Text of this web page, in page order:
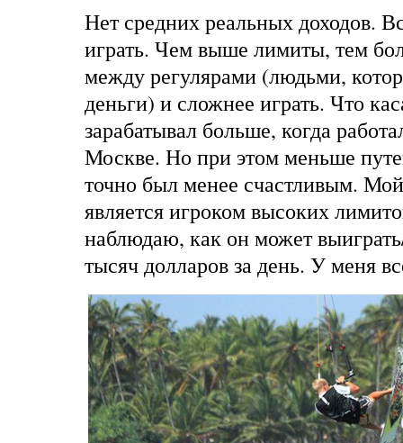
Нет средних реальных доходов.
играть. Чем выше лимиты, тем
между регулярами (людьми,
деньги) и сложнее играть. Что
зарабатывал больше, когда
Москве. Но при этом меньше
точно был менее счастливым.
является игроком высоких
наблюдаю, как он может
тысяч долларов за день. У меня